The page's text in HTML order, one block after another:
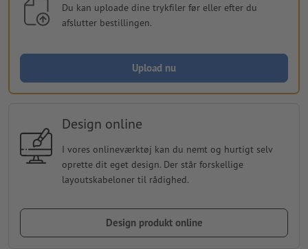
Du kan uploade dine trykfiler før eller efter du
afslutter bestillingen.
Upload nu
Design online
I vores onlineværktøj kan du nemt og hurtigt selv
oprette dit eget design. Der står forskellige
layoutskabeloner til rådighed.
Design produkt online